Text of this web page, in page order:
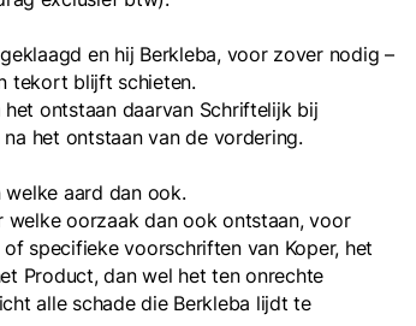
en hij Berkleba, voor zover nodig –
tekort blijft schieten.
ontstaan daarvan Schriftelijk bij
het ontstaan van de vordering.
aard dan ook.
oorzaak dan ook ontstaan, voor
specifieke voorschriften van Koper, het
Product, dan wel het ten onrechte
alle schade die Berkleba lijdt te